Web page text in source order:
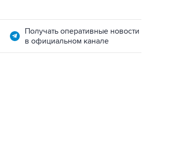
Получать оперативные новости
в официальном канале